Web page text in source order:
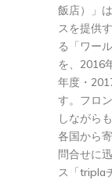
飯店）」
スを提供
る「ワー
を、2016
年度・
す。フロ
しながら
各国から
問合せに
ス「tripla